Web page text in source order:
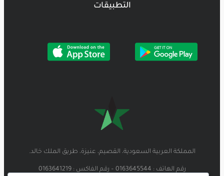
التطبيقات
المملكة العربية السعودية، القصيم، عنيزة، طريق الملك خالد.
رقم الهاتف : 0163645544 – رقم الفاكس : 0163641219